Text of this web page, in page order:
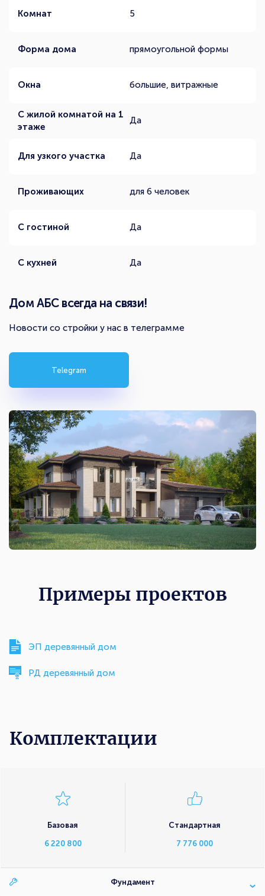
Комнат 5
Форма дома прямоугольной формы
Окна большие, витражные
С жилой комнатой на 1
этаже
Да
Для узкого участка Да
Проживающих для 6 человек
С гостиной Да
С кухней Да
Дом АБС всегда на связи!
Новости со стройки у нас в телеграмме
Telegram
Примеры проектов
ЭП деревянный дом
РД деревянный дом
Комплектации
Базовая
6 220 800
Стандартная
7 776 000
Фундамент